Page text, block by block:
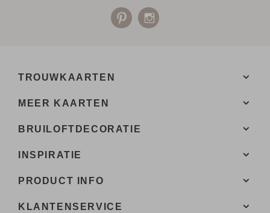
Een vraag? Hier vind je waarschijnlijkhet antwoord.
contactmet ons op. We helpen je
TROUWKAARTEN
MEER KAARTEN
BRUILOFTDECORATIE
INSPIRATIE
PRODUCT INFO
KLANTENSERVICE